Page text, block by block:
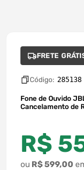
FRETE
Código: 285138
Fone de Ouvido
Cancelamento de
R$
ou R$599,00